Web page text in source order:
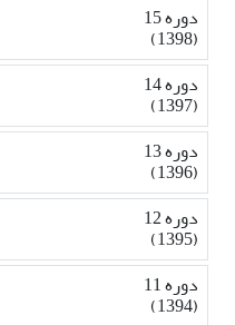
دوره 15
(1398)
دوره 14
(1397)
دوره 13
(1396)
دوره 12
(1395)
دوره 11
(1394)